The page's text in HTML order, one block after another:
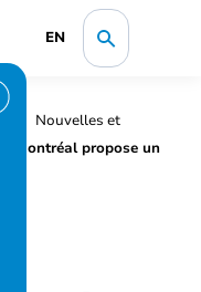
EN
Nouvelles et
Montréal propose un